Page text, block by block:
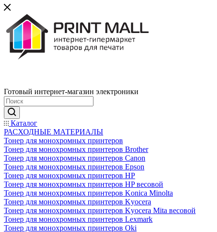
Готовый интернет-магазин электроники
Каталог
РАСХОДНЫЕ МАТЕРИАЛЫ
Тонер для монохромных принтеров
Тонер для монохромных принтеров Brother
Тонер для монохромных принтеров Canon
Тонер для монохромных принтеров Epson
Тонер для монохромных принтеров HP
Тонер для монохромных принтеров HP весовой
Тонер для монохромных принтеров Konica Minolta
Тонер для монохромных принтеров Kyocera
Тонер для монохромных принтеров Kyocera Mita весовой
Тонер для монохромных принтеров Lexmark
Тонер для монохромных принтеров Oki